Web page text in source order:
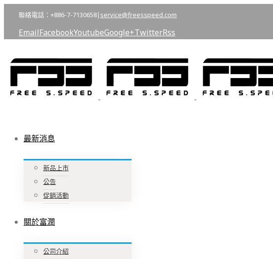
聯絡電話：+886-7-7130658| service@freesspeed.com
EmailFacebookYoutubeGoogle+TwitterRss
最新消息
新品上市
公告
促銷活動
關於富潤
公司介紹